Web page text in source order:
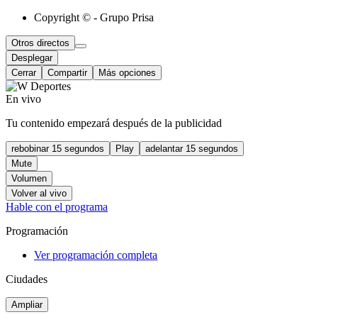
Copyright © - Grupo Prisa
Otros directos
Desplegar
Cerrar
Compartir Más opciones
En vivo
Tu contenido empezará después de la publicidad
rebobinar 15 segundos Play
adelantar 15 segundos
Mute
Volumen
Volver al vivo
Hable con el programa
Programación
Ver programación completa
Ciudades
Ampliar